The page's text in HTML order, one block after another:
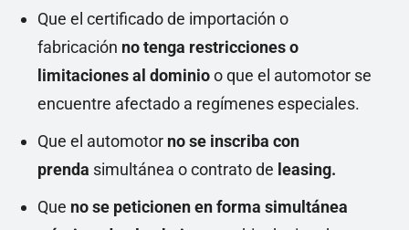
Que el certificado de importación o
fabricación no tenga restricciones o
limitaciones al dominioo que el automotor se
encuentre afectado a regímenes especiales.
Que el automotor no se inscriba con
prenda simultánea o contrato de leasing.
Que no se peticionen en forma simultánea